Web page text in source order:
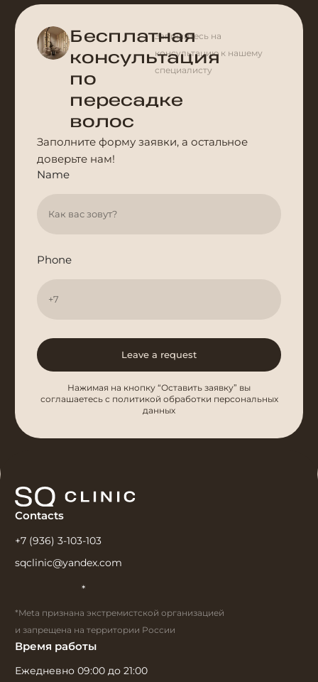
Бесплатная
консультация
по
пересадке
волос
Запишитесь на
консультацию к нашему
специалисту
Заполните форму заявки, а остальное
доверьте нам!
Name
Phone
Leave a request
Нажимая на кнопку “Оставить заявку” вы
соглашаетесь с политикой обработки персональных
данных
Contacts
+7 (936) 3-103-103
sqclinic@yandex.com
*
*Meta признана экстремистской организацией
и запрещена на территории России
Время работы
Ежедневно 09:00 до 21:00